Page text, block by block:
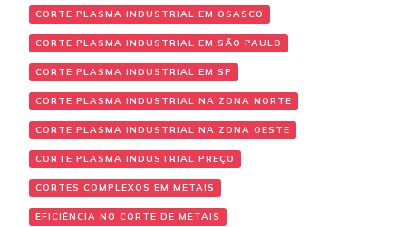
CORTE PLASMA INDUSTRIAL EM OSASCO
CORTE PLASMA INDUSTRIAL EM SÃO PAULO
CORTE PLASMA INDUSTRIAL EM SP
CORTE PLASMA INDUSTRIAL NA ZONA NORTE
CORTE PLASMA INDUSTRIAL NA ZONA OESTE
CORTE PLASMA INDUSTRIAL PREÇO
CORTES COMPLEXOS EM METAIS
EFICIÊNCIA NO CORTE DE METAIS